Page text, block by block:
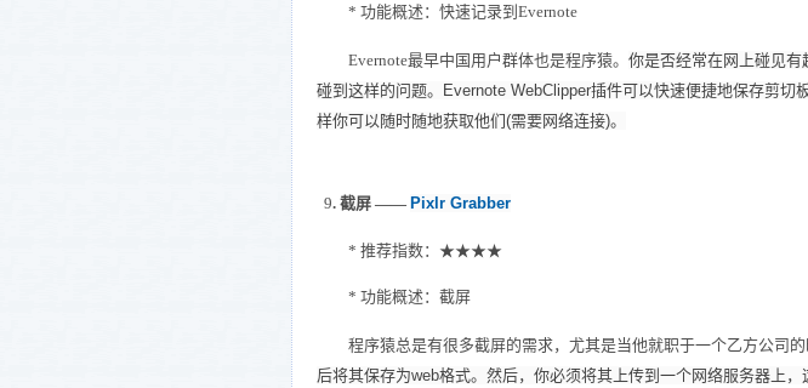
* 功能概述：快速记录到Evernote
Evernote最早中国用户群体也是程序猿。 你是否经常在网上碰见
碰到这样的问题。Evernote WebClipper插件可以快速便捷地保存剪
样你可以随时随地获取他们(需要网络连接)。
9. 截屏 —— Pixlr Grabber
* 推荐指数：★★★★
* 功能概述：截屏
程序猿总是有很多截屏的需求，尤其是当他就职于一个乙方公司的
后将其保存为web格式。然后，你必须将其上传到一个网络服务器上